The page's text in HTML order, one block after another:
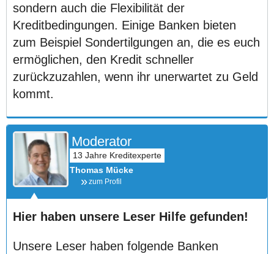
sondern auch die Flexibilität der
Kreditbedingungen. Einige Banken bieten
zum Beispiel Sondertilgungen an, die es euch
ermöglichen, den Kredit schneller
zurückzuzahlen, wenn ihr unerwartet zu Geld
kommt.
Moderator
Thomas Mücke
zum Profil
Hier haben unsere Leser Hilfe gefunden!
Unsere Leser haben folgende Banken